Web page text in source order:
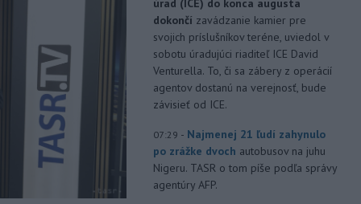
úrad (ICE) do konca augusta
dokončí zavádzanie kamier pre
svojich príslušníkov teréne, uviedol v
sobotu úradujúci riaditeľ ICE David
Venturella. To, či sa zábery z operácií
agentov dostanú na verejnosť, bude
závisieť od ICE.
07:29 - Najmenej 21 ľudí zahynulo
po zrážke dvoch autobusov na juhu
Nigeru. TASR o tom píše podľa správy
agentúry AFP.